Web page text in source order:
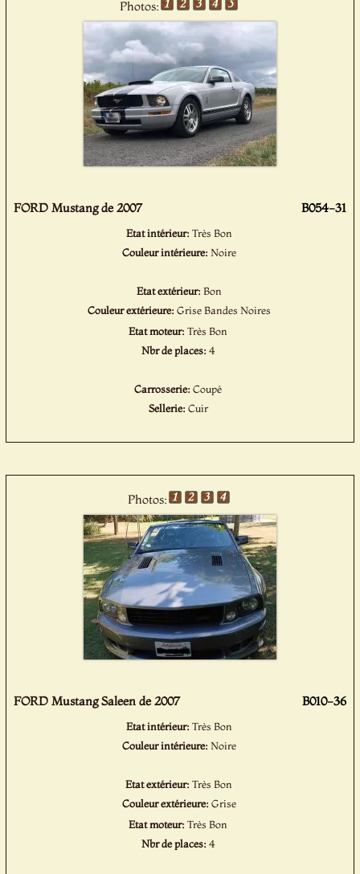
Photos:
FORD Mustang de 2007 B054-31
Etat intérieur: Très Bon
Couleur intérieure: Noire
Etat extérieur: Bon
Couleur extérieure: Grise Bandes Noires
Etat moteur:Très Bon
Nbr de places: 4
Carrosserie:Coupé
Sellerie: Cuir
Photos:
FORD Mustang Saleen de 2007 B010-36
Etat intérieur: Très Bon
Couleur intérieure: Noire
Etat extérieur:Très Bon
Couleur extérieure: Grise
Etat moteur:Très Bon
Nbr de places: 4